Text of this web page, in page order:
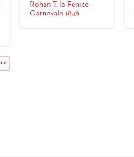
Rohan T. la Fenice
Carnevale 1846
>>